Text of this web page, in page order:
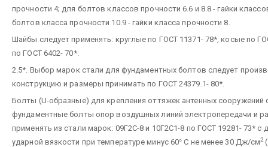
прочности 4; для болтов классов прочности 6.6 и 8.8 - гайки
болтов класса прочности 10.9 - гайки класса прочности 8.
Шайбы следует применять: круглые по ГОСТ 11371- 78*, косые по
по ГОСТ 6402- 70*.
2.5*. Выбор марок стали для фундаментных болтов следует
конструкцию и размеры принимать по ГОСТ 24379.1- 80*.
Болты (U-образные) для крепления оттяжек антенных сооружений
фундаментные болты опор воздушных линий электропередачи и
применять из стали марок: 09Г2С-8 и 10Г2С1-8 по ГОСТ 19281- 73*
ударной вязкости при температуре минус 60° С не менее 30 Дж/см2